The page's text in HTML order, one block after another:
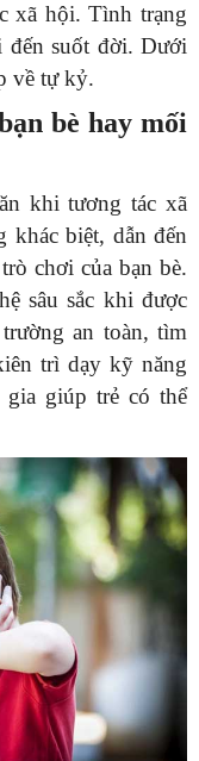
xã hội. Tình trạng
đến suốt đời. Dưới
về tự kỷ.
bè hay mối
khi tương tác xã
khác biệt, dẫn đến
chơi của bạn bè.
sâu sắc khi được
an toàn, tìm
trì dạy kỹ năng
giúp trẻ có thể